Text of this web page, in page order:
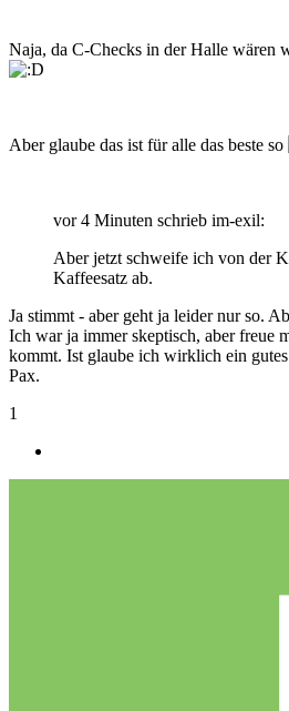
Naja, da C-Checks in der Halle wären
Aber glaube das ist für alle das beste so
vor 4 Minuten schrieb im-exil:
Aber jetzt schweife ich von der
Kaffeesatz ab.
Ja stimmt - aber geht ja leider nur so.
Ich war ja immer skeptisch, aber freue
kommt. Ist glaube ich wirklich ein
Pax.
1